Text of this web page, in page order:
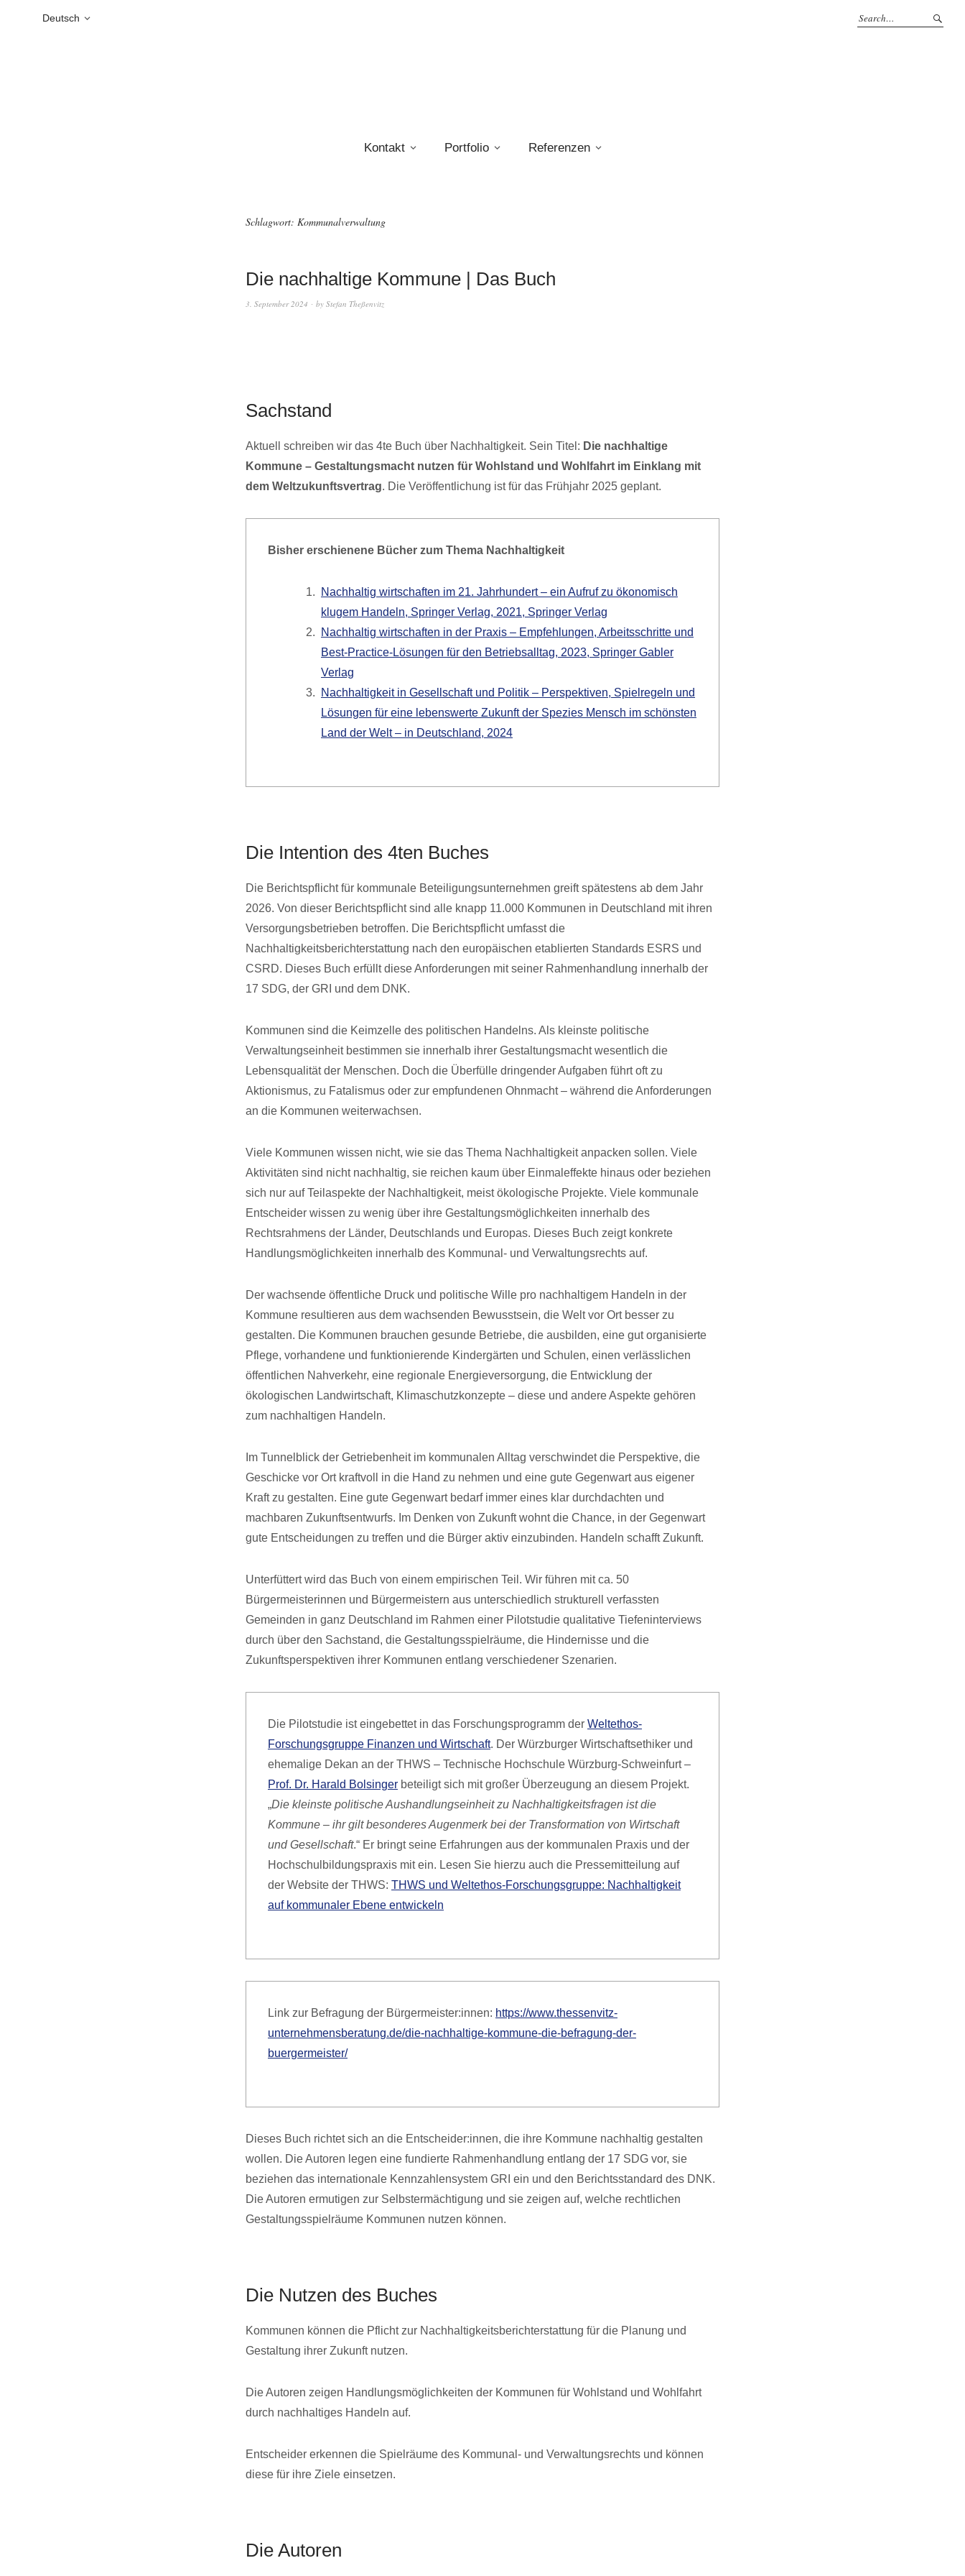
Deutsch
Kontakt Portfolio Referenzen
Schlagwort: Kommunalverwaltung
Die nachhaltige Kommune | Das Buch
3. September 2024 by Stefan Theßenvitz
Sachstand
Aktuell schreiben wir das 4te Buch über Nachhaltigkeit. Sein Titel: Die nachhaltige
Kommune – Gestaltungsmacht nutzen für Wohlstand und Wohlfahrt im Einklang mit
dem Weltzukunftsvertrag. Die Veröffentlichung ist für das Frühjahr 2025 geplant.
Bisher erschienene Bücher zum Thema Nachhaltigkeit
Nachhaltig wirtschaften im 21. Jahrhundert – ein Aufruf zu ökonomisch
klugem Handeln, Springer Verlag, 2021, Springer Verlag
Nachhaltig wirtschaften in der Praxis – Empfehlungen, Arbeitsschritte und
Best-Practice-Lösungen für den Betriebsalltag, 2023, Springer Gabler
Verlag
Nachhaltigkeit in Gesellschaft und Politik – Perspektiven, Spielregeln und
Lösungen für eine lebenswerte Zukunft der Spezies Mensch im schönsten
Land der Welt – in Deutschland, 2024
Die Intention des 4ten Buches
Die Berichtspflicht für kommunale Beteiligungsunternehmen greift spätestens ab dem Jahr
2026. Von dieser Berichtspflicht sind alle knapp 11.000 Kommunen in Deutschland mit ihren
Versorgungsbetrieben betroffen. Die Berichtspflicht umfasst die
Nachhaltigkeitsberichterstattung nach den europäischen etablierten Standards ESRS und
CSRD. Dieses Buch erfüllt diese Anforderungen mit seiner Rahmenhandlung innerhalb der
17 SDG, der GRI und dem DNK.
Kommunen sind die Keimzelle des politischen Handelns. Als kleinste politische
Verwaltungseinheit bestimmen sie innerhalb ihrer Gestaltungsmacht wesentlich die
Lebensqualität der Menschen. Doch die Überfülle dringender Aufgaben führt oft zu
Aktionismus, zu Fatalismus oder zur empfundenen Ohnmacht – während die Anforderungen
an die Kommunen weiterwachsen.
Viele Kommunen wissen nicht, wie sie das Thema Nachhaltigkeit anpacken sollen. Viele
Aktivitäten sind nicht nachhaltig, sie reichen kaum über Einmaleffekte hinaus oder beziehen
sich nur auf Teilaspekte der Nachhaltigkeit, meist ökologische Projekte. Viele kommunale
Entscheider wissen zu wenig über ihre Gestaltungsmöglichkeiten innerhalb des
Rechtsrahmens der Länder, Deutschlands und Europas. Dieses Buch zeigt konkrete
Handlungsmöglichkeiten innerhalb des Kommunal- und Verwaltungsrechts auf.
Der wachsende öffentliche Druck und politische Wille pro nachhaltigem Handeln in der
Kommune resultieren aus dem wachsenden Bewusstsein, die Welt vor Ort besser zu
gestalten. Die Kommunen brauchen gesunde Betriebe, die ausbilden, eine gut organisierte
Pflege, vorhandene und funktionierende Kindergärten und Schulen, einen verlässlichen
öffentlichen Nahverkehr, eine regionale Energieversorgung, die Entwicklung der
ökologischen Landwirtschaft, Klimaschutzkonzepte – diese und andere Aspekte gehören
zum nachhaltigen Handeln.
Im Tunnelblick der Getriebenheit im kommunalen Alltag verschwindet die Perspektive, die
Geschicke vor Ort kraftvoll in die Hand zu nehmen und eine gute Gegenwart aus eigener
Kraft zu gestalten. Eine gute Gegenwart bedarf immer eines klar durchdachten und
machbaren Zukunftsentwurfs. Im Denken von Zukunft wohnt die Chance, in der Gegenwart
gute Entscheidungen zu treffen und die Bürger aktiv einzubinden. Handeln schafft Zukunft.
Unterfüttert wird das Buch von einem empirischen Teil. Wir führen mit ca. 50
Bürgermeisterinnen und Bürgermeistern aus unterschiedlich strukturell verfassten
Gemeinden in ganz Deutschland im Rahmen einer Pilotstudie qualitative Tiefeninterviews
durch über den Sachstand, die Gestaltungsspielräume, die Hindernisse und die
Zukunftsperspektiven ihrer Kommunen entlang verschiedener Szenarien.
Die Pilotstudie ist eingebettet in das Forschungsprogramm der Weltethos-
Forschungsgruppe Finanzen und Wirtschaft. Der Würzburger Wirtschaftsethiker und
ehemalige Dekan an der THWS – Technische Hochschule Würzburg-Schweinfurt –
Prof. Dr. Harald Bolsinger beteiligt sich mit großer Überzeugung an diesem Projekt.
„Die kleinste politische Aushandlungseinheit zu Nachhaltigkeitsfragen ist die
Kommune – ihr gilt besonderes Augenmerk bei der Transformation von Wirtschaft
und Gesellschaft.“ Er bringt seine Erfahrungen aus der kommunalen Praxis und der
Hochschulbildungspraxis mit ein. Lesen Sie hierzu auch die Pressemitteilung auf
der Website der THWS: THWS und Weltethos-Forschungsgruppe: Nachhaltigkeit
auf kommunaler Ebene entwickeln
Link zur Befragung der Bürgermeister:innen: https://www.thessenvitz-
unternehmensberatung.de/die-nachhaltige-kommune-die-befragung-der-
buergermeister/
Dieses Buch richtet sich an die Entscheider:innen, die ihre Kommune nachhaltig gestalten
wollen. Die Autoren legen eine fundierte Rahmenhandlung entlang der 17 SDG vor, sie
beziehen das internationale Kennzahlensystem GRI ein und den Berichtsstandard des DNK.
Die Autoren ermutigen zur Selbstermächtigung und sie zeigen auf, welche rechtlichen
Gestaltungsspielräume Kommunen nutzen können.
Die Nutzen des Buches
Kommunen können die Pflicht zur Nachhaltigkeitsberichterstattung für die Planung und
Gestaltung ihrer Zukunft nutzen.
Die Autoren zeigen Handlungsmöglichkeiten der Kommunen für Wohlstand und Wohlfahrt
durch nachhaltiges Handeln auf.
Entscheider erkennen die Spielräume des Kommunal- und Verwaltungsrechts und können
diese für ihre Ziele einsetzen.
Die Autoren